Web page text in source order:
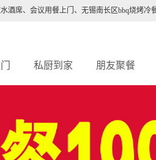
酒席、会议用餐上门、 无锡南长区bbq烧烤冷
会
私厨到家
私人宴会
朋友聚餐
商务宴请
喜宴婚宴